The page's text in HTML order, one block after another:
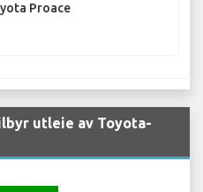
Proace
utleie av Toyota-